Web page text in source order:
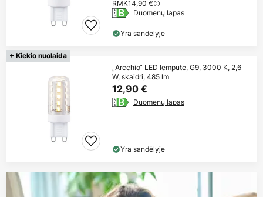
RMK14,90 €
Duomenų lapas
Yra sandėlyje
+ Kiekio nuolaida
„Arcchio“ LED lemputė, G9, 3000 K, 2,6
W, skaidri, 485 lm
12,90 €
Duomenų lapas
Yra sandėlyje